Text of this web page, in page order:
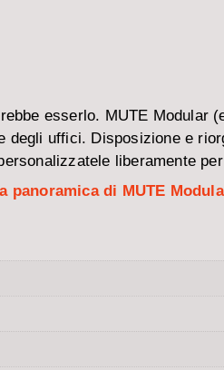
esserlo. MUTE Modular
uffici. Disposizione e
liberamente
panoramica di MUTE